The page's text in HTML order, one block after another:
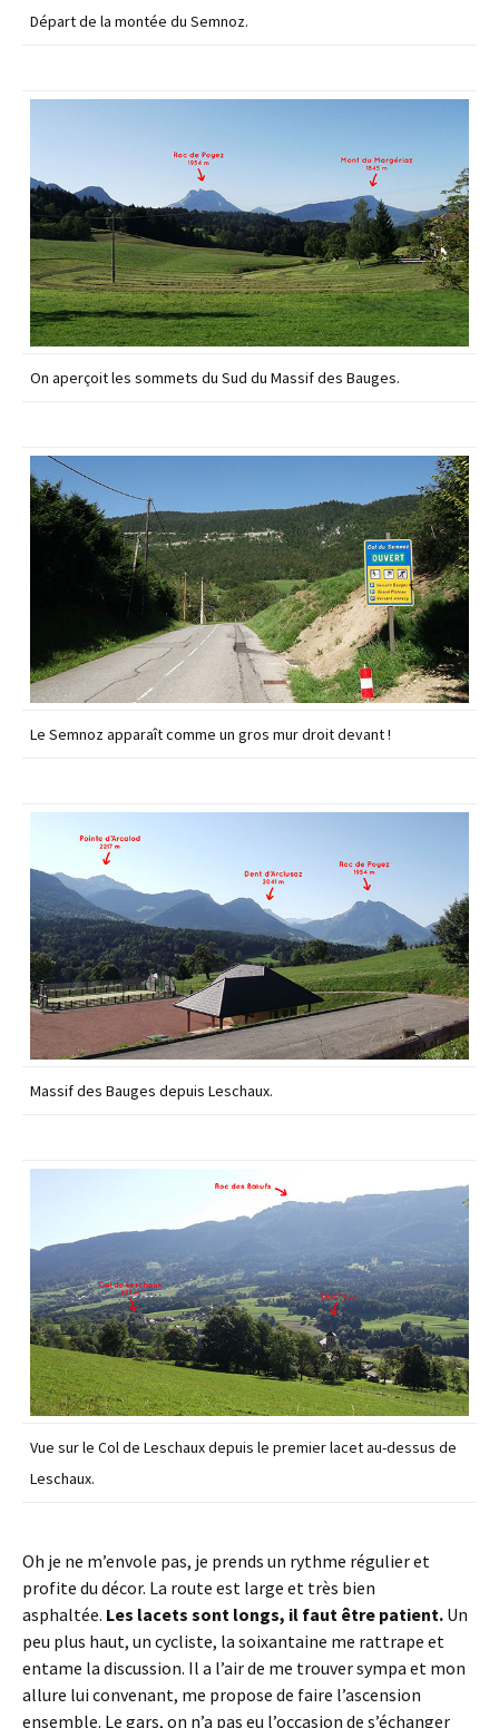
Départ de la montée du Semnoz.
On aperçoit les sommets du Sud du Massif des Bauges.
Le Semnoz apparaît comme un gros mur droit devant !
Massif des Bauges depuis Leschaux.
Vue sur le Col de Leschaux depuis le premier lacet au-dessus de
Leschaux.
Oh je ne m’envole pas, je prends un rythme régulier et
profite du décor. La route est large et très bien
asphaltée. Les lacets sont longs, il faut être patient. Un
peu plus haut, un cycliste, la soixantaine me rattrape et
entame la discussion. Il a l’air de me trouver sympa et mon
allure lui convenant, me propose de faire l’ascension
ensemble. Le gars, on n’a pas eu l’occasion de s’échanger